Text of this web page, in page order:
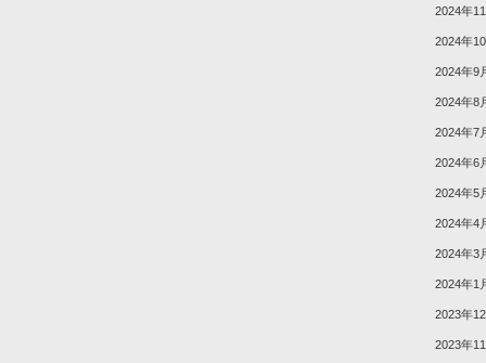
2024年
2024年
2024年9
2024年8
2024年7
2024年6
2024年5
2024年4
2024年3
2024年1
2023年
2023年